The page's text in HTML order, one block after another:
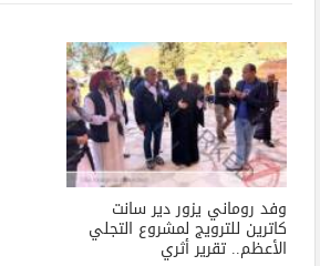
وفد روماني يزور دير سانت
كاترين للترويج لمشروع التجلي
الأعظم.. تقرير أثري